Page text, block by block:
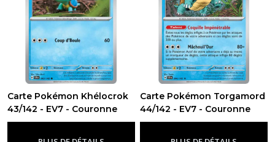
Carte Pokémon Khélocrok
43/142 - EV7 - Couronne
Stellaire-Ev7 - Couronne Stellaire
Carte Pokémon Torgamord
44/142 - EV7 - Couronne
Stellaire-Ev7 - Couronne Stellaire